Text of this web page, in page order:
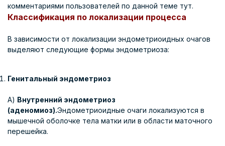
комментариями пользователей по данной теме тут.
Классификация по локализации процесса
В зависимости от локализации эндометриоидных очагов
выделяют следующие формы эндометриоза:
Генитальный эндометриоз
А) Внутренний эндометриоз
(аденомиоз).Эндометриоидные очаги локализуются в
мышечной оболочке тела матки или в области маточного
перешейка.